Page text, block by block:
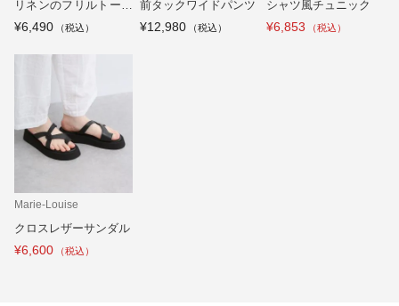
リネンのフリルトート
バッグ
¥6,490
前タックワイドパンツ
¥12,980
シャツ風チュニック
¥6,853
Marie-Louise
クロスレザーサンダル
¥6,600